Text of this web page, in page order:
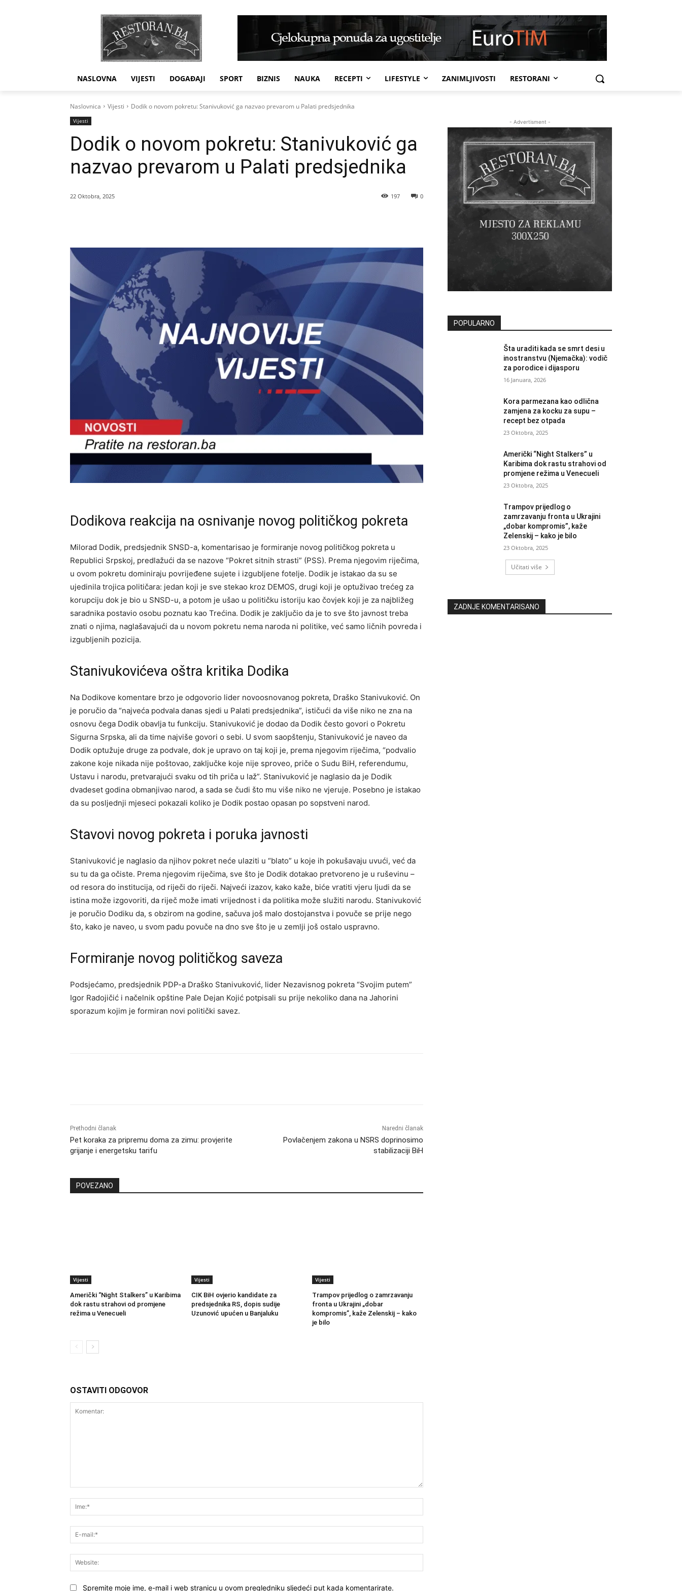
NASLOVNA VIJESTI DOGAĐAJI SPORT BIZNIS NAUKA RECEPTI LIFESTYLE ZANIMLJIVOSTI RESTORANI
Naslovnica Vijesti Dodik o novom pokretu: Stanivuković ga nazvao prevarom u Palati predsjednika
Vijesti
Dodik o novom pokretu: Stanivuković ga
nazvao prevarom u Palati predsjednika
22 Oktobra, 2025 0
197
Dodikova reakcija na osnivanje novog političkog pokreta
Milorad Dodik, predsjednik SNSD-a, komentarisao je formiranje novog političkog pokreta u
Republici Srpskoj, predlažući da se nazove “Pokret sitnih strasti” (PSS). Prema njegovim riječima,
u ovom pokretu dominiraju povrijeđene sujete i izgubljene fotelje. Dodik je istakao da su se
ujedinila trojica političara: jedan koji je sve stekao kroz DEMOS, drugi koji je optuživao trećeg za
korupciju dok je bio u SNSD-u, a potom je ušao u političku istoriju kao čovjek koji je za najbližeg
saradnika postavio osobu poznatu kao Trećina. Dodik je zaključio da je to sve što javnost treba
znati o njima, naglašavajući da u novom pokretu nema naroda ni politike, već samo ličnih povreda i
izgubljenih pozicija.
Stanivukovićeva oštra kritika Dodika
Na Dodikove komentare brzo je odgovorio lider novoosnovanog pokreta, Draško Stanivuković. On
je poručio da “najveća podvala danas sjedi u Palati predsjednika”, ističući da više niko ne zna na
osnovu čega Dodik obavlja tu funkciju. Stanivuković je dodao da Dodik često govori o Pokretu
Sigurna Srpska, ali da time najviše govori o sebi. U svom saopštenju, Stanivuković je naveo da
Dodik optužuje druge za podvale, dok je upravo on taj koji je, prema njegovim riječima, “podvalio
zakone koje nikada nije poštovao, zaključke koje nije sproveo, priče o Sudu BiH, referendumu,
Ustavu i narodu, pretvarajući svaku od tih priča u laž”. Stanivuković je naglasio da je Dodik
dvadeset godina obmanjivao narod, a sada se čudi što mu više niko ne vjeruje. Posebno je istakao
da su posljednji mjeseci pokazali koliko je Dodik postao opasan po sopstveni narod.
Stavovi novog pokreta i poruka javnosti
Stanivuković je naglasio da njihov pokret neće ulaziti u “blato” u koje ih pokušavaju uvući, već da
su tu da ga očiste. Prema njegovim riječima, sve što je Dodik dotakao pretvoreno je u ruševinu –
od resora do institucija, od riječi do riječi. Najveći izazov, kako kaže, biće vratiti vjeru ljudi da se
istina može izgovoriti, da riječ može imati vrijednost i da politika može služiti narodu. Stanivuković
je poručio Dodiku da, s obzirom na godine, sačuva još malo dostojanstva i povuče se prije nego
što, kako je naveo, u svom padu povuče na dno sve što je u zemlji još ostalo uspravno.
Formiranje novog političkog saveza
Podsjećamo, predsjednik PDP-a Draško Stanivuković, lider Nezavisnog pokreta “Svojim putem”
Igor Radojičić i načelnik opštine Pale Dejan Kojić potpisali su prije nekoliko dana na Jahorini
sporazum kojim je formiran novi politički savez.
Prethodni članak
Pet koraka za pripremu doma za zimu: provjerite
grijanje i energetsku tarifu
Naredni članak
Povlačenjem zakona u NSRS doprinosimo
stabilizaciji BiH
POVEZANO
Vijesti
Američki “Night Stalkers” u Karibima
dok rastu strahovi od promjene
režima u Venecueli
Vijesti
CIK BiH ovjerio kandidate za
predsjednika RS, dopis sudije
Uzunović upućen u Banjaluku
Vijesti
Trampov prijedlog o zamrzavanju
fronta u Ukrajini „dobar
kompromis”, kaže Zelenskij – kako
je bilo
OSTAVITI ODGOVOR
mail:*
Spremite moje ime, e-mail i web stranicu u ovom pregledniku sljedeći put kada komentarirate.
- Advertisment -
POPULARNO
Šta uraditi kada se smrt desi u
inostranstvu (Njemačka): vodič
za porodice i dijasporu
16 Januara, 2026
Kora parmezana kao odlična
zamjena za kocku za supu –
recept bez otpada
23 Oktobra, 2025
Američki “Night Stalkers” u
Karibima dok rastu strahovi od
promjene režima u Venecueli
23 Oktobra, 2025
Trampov prijedlog o
zamrzavanju fronta u Ukrajini
„dobar kompromis”, kaže
Zelenskij – kako je bilo
23 Oktobra, 2025
Učitati više
ZADNJE KOMENTARISANO